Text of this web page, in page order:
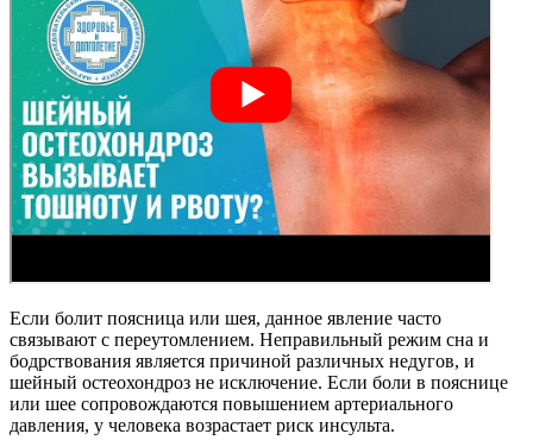
Если болит поясница или шея, данное явление часто
связывают с переутомлением. Неправильный режим сна и
бодрствования является причиной различных недугов, и
шейный остеохондроз не исключение. Если боли в пояснице
или шее сопровождаются повышением артериального
давления, у человека возрастает риск инсульта.